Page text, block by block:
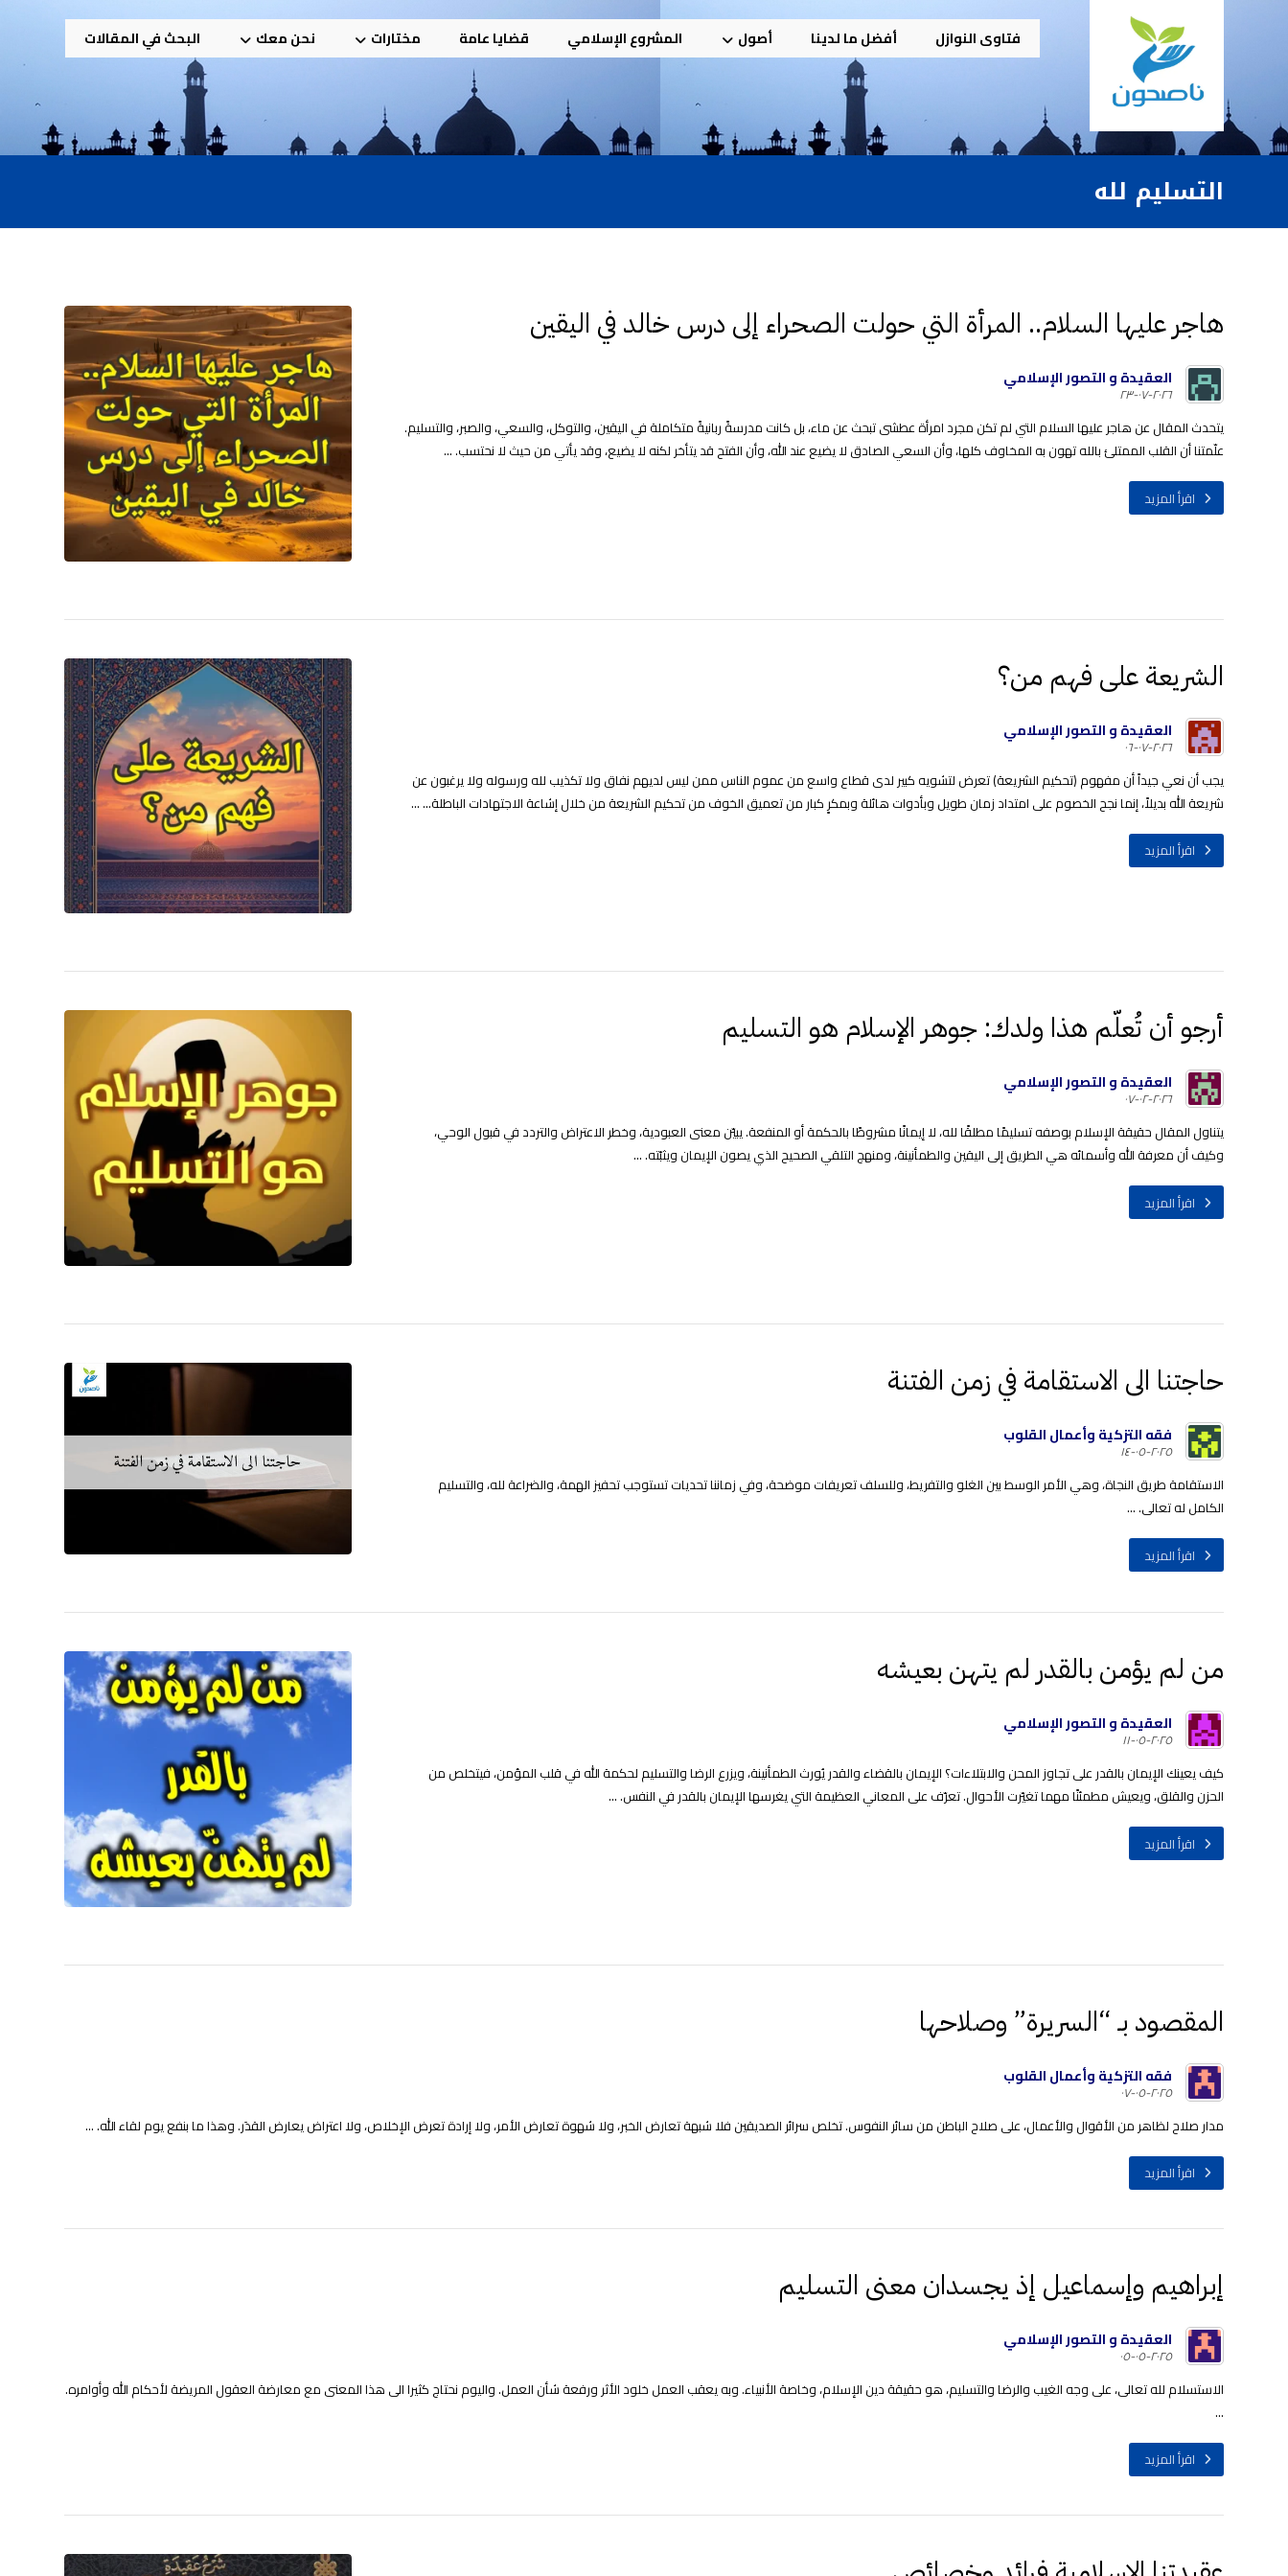
فتاوى النوازل أفضل ما لدينا أصول المشروع الإسلامي قضايا عامة مختارات نحن معك البحث في المقالات
التسليم لله
هاجر عليها السلام.. المرأة التي حولت الصحراء إلى درس خالد في اليقين
العقيدة و التصور الإسلامي
٢٠٢٦-٠٧-٢٣
يتحدث المقال عن هاجر عليها السلام التي لم تكن مجرد امرأة عطشى تبحث عن ماء، بل كانت مدرسةً ربانيةً متكاملة في اليقين، والتوكل، والسعي، والصبر، والتسليم.
علّمتنا أن القلب الممتلئ بالله تهون به المخاوف كلها، وأن السعي الصادق لا يضيع عند الله، وأن الفتح قد يتأخر لكنه لا يضيع، وقد يأتي من حيث لا نحتسب. ...
اقرأ المزيد
الشريعة على فهم من؟
العقيدة و التصور الإسلامي
٢٠٢٦-٠٧-٠٦
يجب أن نعي جيداً أن مفهوم (تحكيم الشريعة) تعرض لتشويه كبير لدى قطاع واسع من عموم الناس ممن ليس لديهم نفاق ولا تكذيب لله ورسوله ولا يرغبون عن
شريعة الله بديلاً، إنما نجح الخصوم على امتداد زمان طويل وبأدوات هائلة وبمكرٍ كبار من تعميق الخوف من تحكيم الشريعة من خلال إشاعة الاجتهادات الباطلة... ...
اقرأ المزيد
أرجو أن تُعلّم هذا ولدك: جوهر الإسلام هو التسليم
العقيدة و التصور الإسلامي
٢٠٢٦-٠٢-٠٧
يتناول المقال حقيقة الإسلام بوصفه تسليمًا مطلقًا لله، لا إيمانًا مشروطًا بالحكمة أو المنفعة. يبيّن معنى العبودية، وخطر الاعتراض والتردد في قبول الوحي،
وكيف أن معرفة الله وأسمائه هي الطريق إلى اليقين والطمأنينة، ومنهج التلقي الصحيح الذي يصون الإيمان ويثبّته. ...
اقرأ المزيد
حاجتنا الى الاستقامة في زمن الفتنة
فقه التزكية وأعمال القلوب
٢٠٢٥-٠٥-١٤
الاستقامة طريق النجاة، وهي الأمر الوسط بين الغلو والتفريط، وللسلف تعريفات موضحة، وفي زماننا تحديات تستوجب تحفيز الهمة، والضراعة لله، والتسليم
الكامل له تعالى. ...
اقرأ المزيد
من لم يؤمن بالقدر لم يتهن بعيشه
العقيدة و التصور الإسلامي
٢٠٢٥-٠٥-١١
كيف يعينك الإيمان بالقدر على تجاوز المحن والابتلاءات؟ الإيمان بالقضاء والقدر يُورث الطمأنينة، ويزرع الرضا والتسليم لحكمة الله في قلب المؤمن، فيتخلص من
الحزن والقلق، ويعيش مطمئنًا مهما تغيّرت الأحوال. تعرّف على المعاني العظيمة التي يغرسها الإيمان بالقدر في النفس. ...
اقرأ المزيد
المقصود بـ “السريرة” وصلاحها
فقه التزكية وأعمال القلوب
٢٠٢٥-٠٥-٠٧
مدار صلاح لظاهر من الأقوال والأعمال، على صلاح الباطن من سائر النفوس. تخلص سرائر الصديقين فلا شبهة تعارض الخبر، ولا شهوة تعارض الأمر، ولا إرادة تعرض الإخلاص، ولا اعتراض يعارض القدَر. وهذا ما بنفع يوم لقاء الله. ...
اقرأ المزيد
إبراهيم وإسماعيل إذ يجسدان معنى التسليم
العقيدة و التصور الإسلامي
٢٠٢٥-٠٥-٠٥
الاستسلام لله تعالى، على وجه الغيب والرضا والتسليم، هو حقيقة دين الإسلام، وخاصة الأنبياء. وبه يعقب العمل خلود الأثر ورفعة شأن العمل. واليوم نحتاج كثيرا الى هذا المعنى مع معارضة العقول المريضة لأحكام الله وأوامره.
...
اقرأ المزيد